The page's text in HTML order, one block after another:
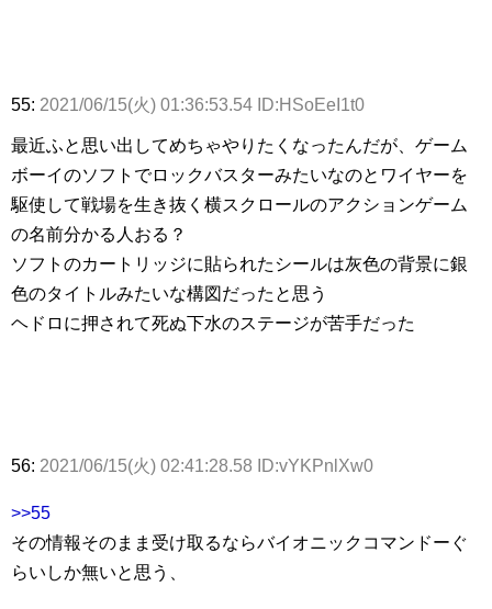
55: 2021/06/15(火) 01:36:53.54 ID:HSoEeI1t0
最近ふと思い出してめちゃやりたくなったんだが、ゲーム
ボーイのソフトでロックバスターみたいなのとワイヤーを
駆使して戦場を生き抜く横スクロールのアクションゲーム
の名前分かる人おる？
ソフトのカートリッジに貼られたシールは灰色の背景に銀
色のタイトルみたいな構図だったと思う
ヘドロに押されて死ぬ下水のステージが苦手だった
56: 2021/06/15(火) 02:41:28.58 ID:vYKPnlXw0
>>55
その情報そのまま受け取るならバイオニックコマンドーぐ
らいしか無いと思う、